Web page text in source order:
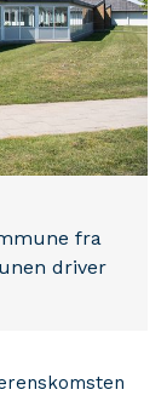
fra
driver